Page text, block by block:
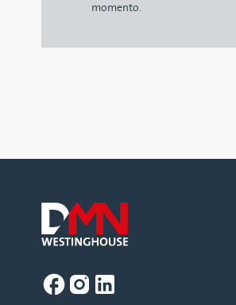
momento.